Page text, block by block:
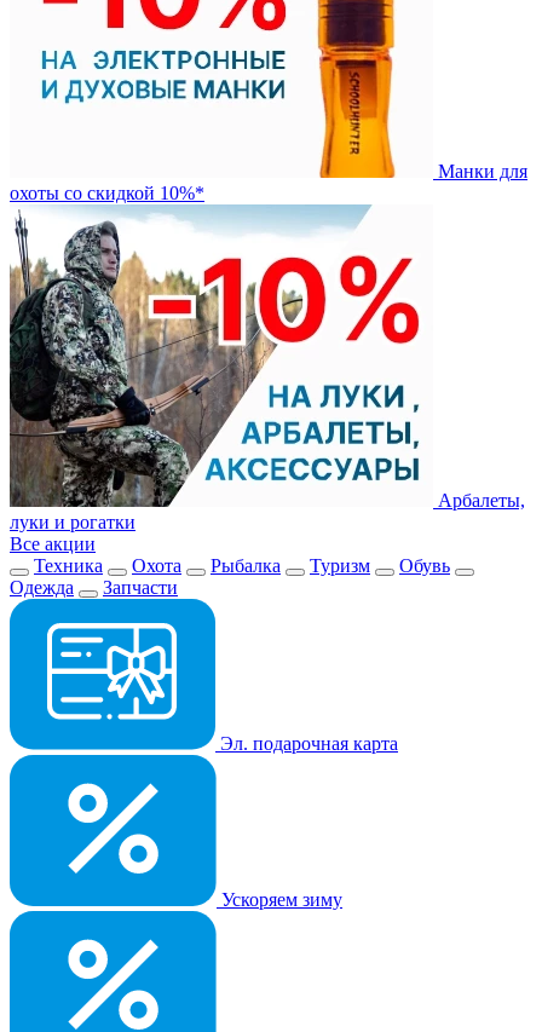
Манки для
охоты со скидкой 10%*
Арбалеты,
луки и рогатки
Все акции
Техника
Охота Рыбалка Туризм
Обувь
Одежда
Запчасти
Эл. подарочная карта
Ускоряем зиму